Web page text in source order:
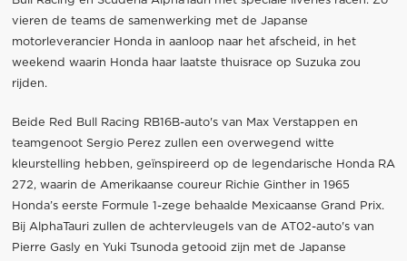
vieren de teams de samenwerking met de Japanse
motorleverancier Honda in aanloop naar het afscheid, in het
weekend waarin Honda haar laatste thuisrace op Suzuka zou
rijden.
Beide Red Bull Racing RB16B-auto's van Max Verstappen en
teamgenoot Sergio Perez zullen een overwegend witte
kleurstelling hebben, geïnspireerd op de legendarische Honda RA
272, waarin de Amerikaanse coureur Richie Ginther in 1965
Honda’s eerste Formule 1-zege behaalde Mexicaanse Grand Prix.
Bij AlphaTauri zullen de achtervleugels van de AT02-auto's van
Pierre Gasly en Yuki Tsunoda getooid zijn met de Japanse